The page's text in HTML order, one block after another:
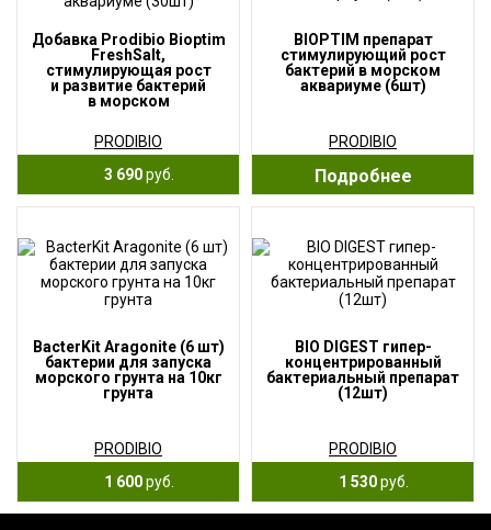
Добавка Prodibio Bioptim
FreshSalt,
стимулирующая рост
и развитие бактерий
в морском
аквариуме (30шт)
PRODIBIO
3 690руб.
BIOPTIM препарат
стимулирующий рост
бактерий в морском
аквариуме (6шт)
PRODIBIO
Подробнее
BacterKit Aragonite (6 шт)
бактерии для запуска
морского грунта на 10кг
грунта
PRODIBIO
1 600руб.
BIO DIGEST гипер-
концентрированный
бактериальный препарат
(12шт)
PRODIBIO
1 530руб.